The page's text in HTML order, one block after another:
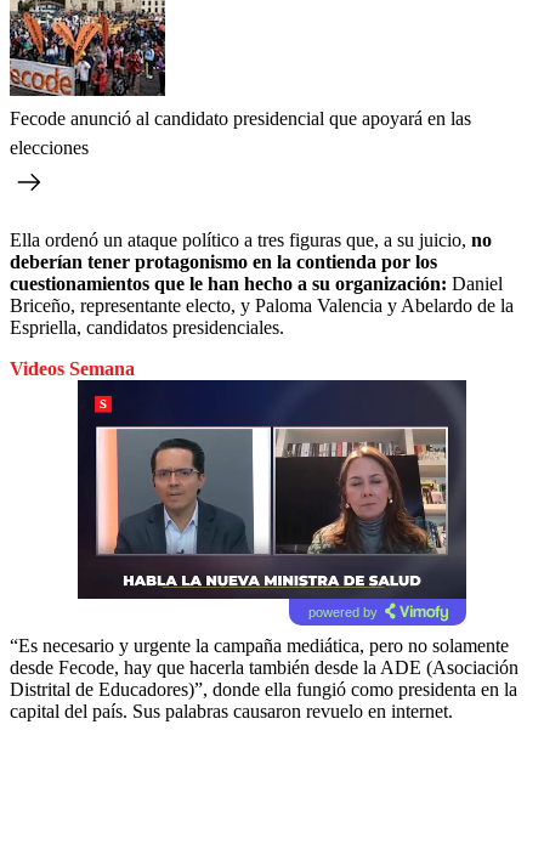
Fecode anunció al candidato presidencial que apoyará en las
elecciones
Ella ordenó un ataque político a tres figuras que, a su juicio, no
deberían tener protagonismo en la contienda por los
cuestionamientos que le han hecho a su organización: Daniel
Briceño, representante electo, y Paloma Valencia y Abelardo de la
Espriella, candidatos presidenciales.
Videos Semana
powered by
“Es necesario y urgente la campaña mediática, pero no solamente
desde Fecode, hay que hacerla también desde la ADE (Asociación
Distrital de Educadores)”, donde ella fungió como presidenta en la
capital del país. Sus palabras causaron revuelo en internet.